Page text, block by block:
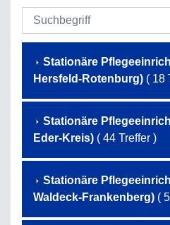
Stationäre
Hersfeld-Rotenburg) ( 18
Stationäre
Eder-Kreis) ( 44 Treffer )
Stationäre
Waldeck-Frankenberg) (